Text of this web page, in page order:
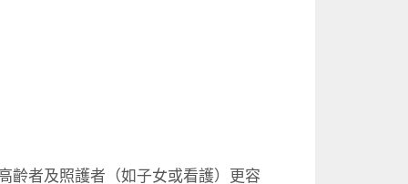
者及照護者（如子女或看護） 更容